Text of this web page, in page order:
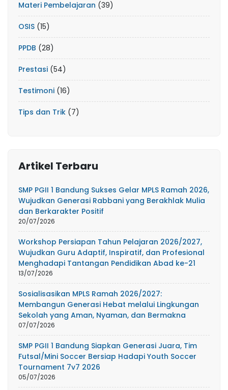
Materi Pembelajaran (39)
OSIS (15)
PPDB (28)
Prestasi (54)
Testimoni (16)
Tips dan Trik (7)
Artikel Terbaru
SMP PGII 1 Bandung Sukses Gelar MPLS Ramah 2026,
Wujudkan Generasi Rabbani yang Berakhlak Mulia
dan Berkarakter Positif
20/07/2026
Workshop Persiapan Tahun Pelajaran 2026/2027,
Wujudkan Guru Adaptif, Inspiratif, dan Profesional
Menghadapi Tantangan Pendidikan Abad ke-21
13/07/2026
Sosialisasikan MPLS Ramah 2026/2027:
Membangun Generasi Hebat melalui Lingkungan
Sekolah yang Aman, Nyaman, dan Bermakna
07/07/2026
SMP PGII 1 Bandung Siapkan Generasi Juara, Tim
Futsal/Mini Soccer Bersiap Hadapi Youth Soccer
Tournament 7v7 2026
05/07/2026